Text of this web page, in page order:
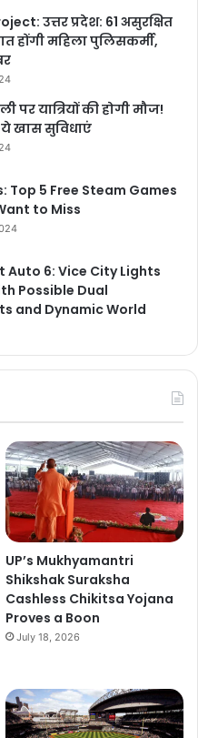
उत्तर प्रदेश: 61 असुरक्षित
होंगी महिला पुलिसकर्मी,
यात्रियों की होगी मौज!
ये खास सुविधाएं
Top 5 Free Steam Games
to Miss
Auto 6: Vice City Lights
Possible Dual
and Dynamic World
UP’s Mukhyamantri
Shikshak Suraksha
Cashless Chikitsa Yojana
Proves a Boon
July 18, 2026